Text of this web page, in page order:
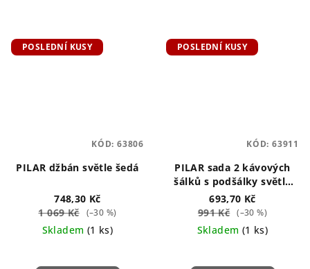
POSLEDNÍ KUSY
PILAR džbán světle šedá
748,30 Kč
1 069 Kč
(–30 %)
Skladem (1 ks)
KÓD: 63806
POSLEDNÍ KUSY
PILAR sada 2 kávových
šálků s podšálky světle
šedá
693,70 Kč
991 Kč (–30 %)
Skladem (1 ks)
KÓD: 63911